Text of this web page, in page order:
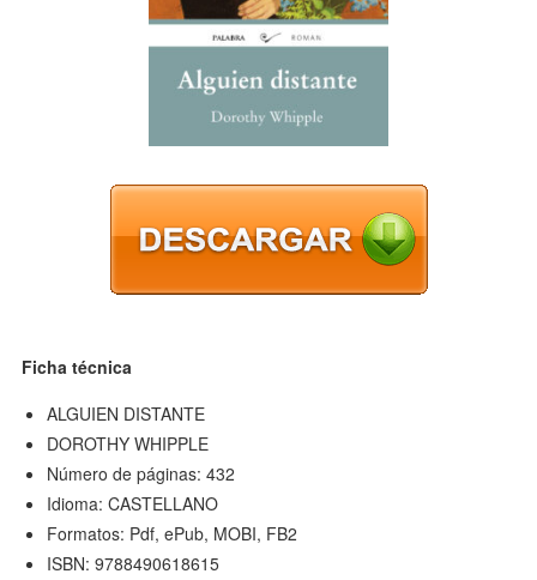
Ficha técnica
ALGUIEN DISTANTE
DOROTHY WHIPPLE
Número de páginas: 432
Idioma: CASTELLANO
Formatos: Pdf, ePub, MOBI, FB2
ISBN: 9788490618615